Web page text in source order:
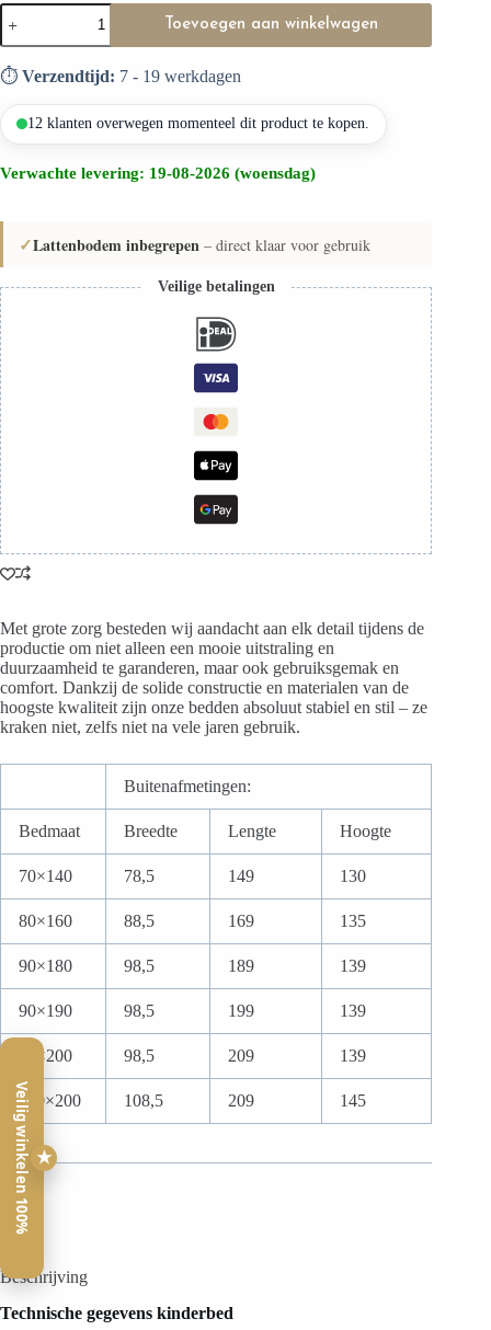
Kinderbed
LARICE
mini
aantal
Toevoegen aan winkelwagen
⏱️ Verzendtijd: 7 - 19 werkdagen
12 klanten overwegen momenteel dit product te kopen.
Verwachte levering: 19-08-2026 (woensdag)
✓Lattenbodem inbegrepen – direct klaar voor gebruik
Veilige betalingen
Met grote zorg besteden wij aandacht aan elk detail tijdens de
productie om niet alleen een mooie uitstraling en
duurzaamheid te garanderen, maar ook gebruiksgemak en
comfort. Dankzij de solide constructie en materialen van de
hoogste kwaliteit zijn onze bedden absoluut stabiel en stil – ze
kraken niet, zelfs niet na vele jaren gebruik.
Buitenafmetingen:
Bedmaat Breedte Lengte Hoogte
70×140 78,5 149 130
80×160 88,5 169 135
90×180 98,5 189 139
90×190 98,5 199 139
90×200 98,5 209 139
100×200 108,5 209 145
Beschrijving
Technische gegevens kinderbed
★
Veilig winkelen 100%